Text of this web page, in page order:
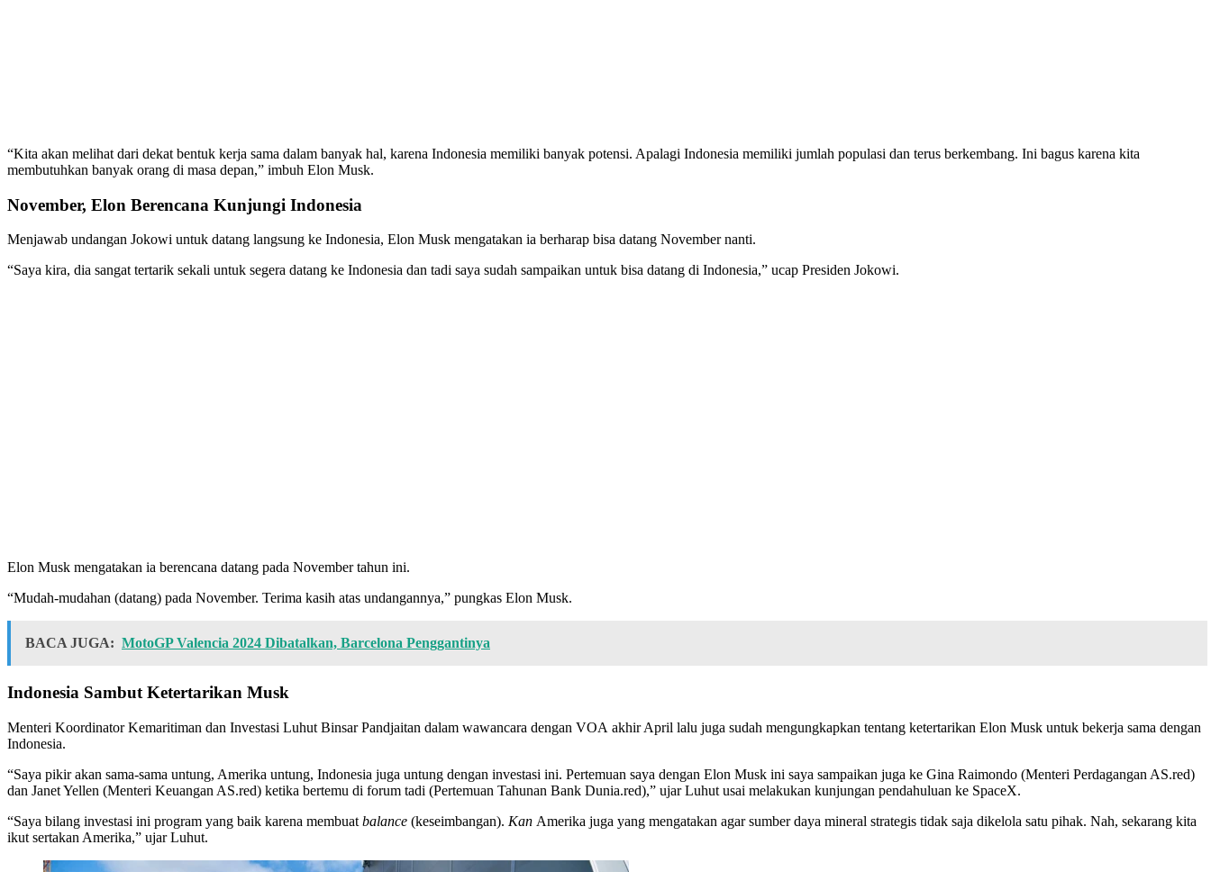
“Kita akan melihat dari dekat bentuk kerja sama dalam banyak hal, karena Indonesia memiliki banyak potensi. Apalagi Indonesia memiliki jumlah populasi dan terus berkembang. Ini bagus karena kita
membutuhkan banyak orang di masa depan,” imbuh Elon Musk.
November, Elon Berencana Kunjungi Indonesia
Menjawab undangan Jokowi untuk datang langsung ke Indonesia, Elon Musk mengatakan ia berharap bisa datang November nanti.
“Saya kira, dia sangat tertarik sekali untuk segera datang ke Indonesia dan tadi saya sudah sampaikan untuk bisa datang di Indonesia,” ucap Presiden Jokowi.
Elon Musk mengatakan ia berencana datang pada November tahun ini.
“Mudah-mudahan (datang) pada November. Terima kasih atas undangannya,” pungkas Elon Musk.
BACA JUGA: MotoGP Valencia 2024 Dibatalkan, Barcelona Penggantinya
Indonesia Sambut Ketertarikan Musk
Menteri Koordinator Kemaritiman dan Investasi Luhut Binsar Pandjaitan dalam wawancara dengan VOA akhir April lalu juga sudah mengungkapkan tentang ketertarikan Elon Musk untuk bekerja sama dengan
Indonesia.
“Saya pikir akan sama-sama untung, Amerika untung, Indonesia juga untung dengan investasi ini. Pertemuan saya dengan Elon Musk ini saya sampaikan juga ke Gina Raimondo (Menteri Perdagangan AS.red)
dan Janet Yellen (Menteri Keuangan AS.red) ketika bertemu di forum tadi (Pertemuan Tahunan Bank Dunia.red),” ujar Luhut usai melakukan kunjungan pendahuluan ke SpaceX.
“Saya bilang investasi ini program yang baik karena membuat balance (keseimbangan). Kan Amerika juga yang mengatakan agar sumber daya mineral strategis tidak saja dikelola satu pihak. Nah, sekarang kita
ikut sertakan Amerika,” ujar Luhut.